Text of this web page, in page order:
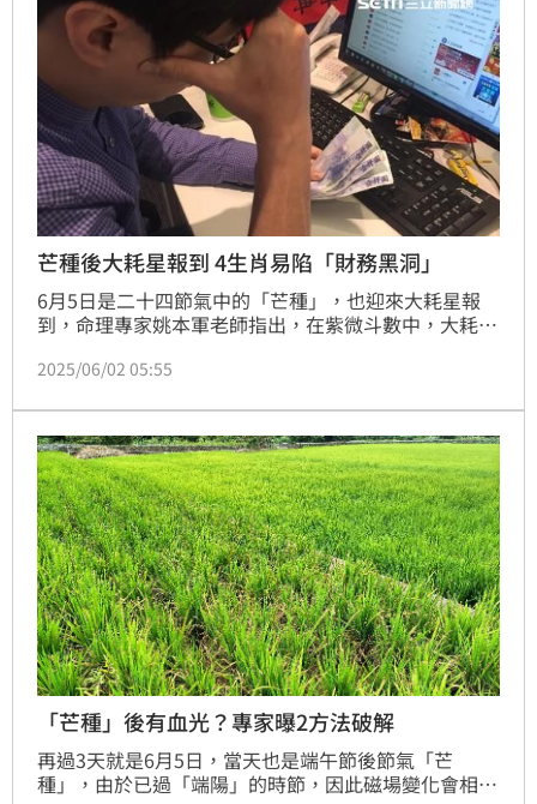
芒種後大耗星報到 4生肖易陷「財務黑洞」
6月5日是二十四節氣中的「芒種」，也迎來大耗星報
到，命理專家姚本軍老師指出，在紫微斗數中，大耗星
種「用掉的命運安排」，但也不完全是負面，也代表
耗星影響下，容易陷入努力很多結果卻很少的財務黑洞
中。
2025/06/02 05:55
「芒種」後有血光？專家曝2方法破解
再過3天就是6月5日，當天也是端午節後節氣「芒
種」，由於已過「端陽」的時節，因此磁場變化會相當